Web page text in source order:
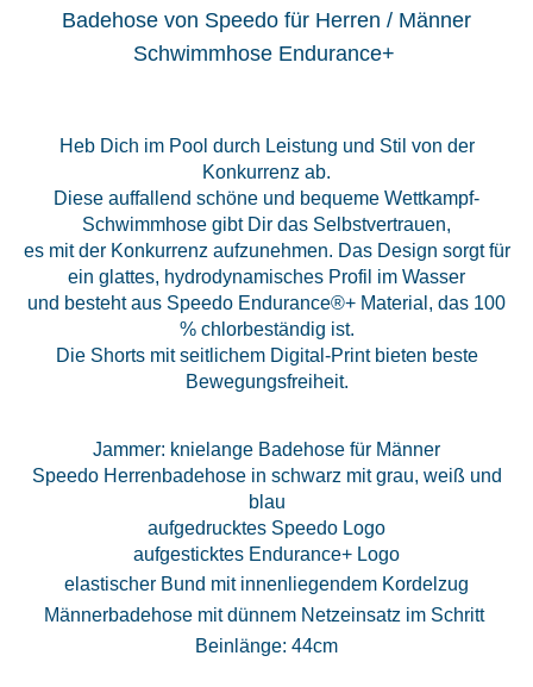
Badehose von Speedo für Herren / Männer
Schwimmhose Endurance+
Heb Dich im Pool durch Leistung und Stil von der
Konkurrenz ab.
Diese auffallend schöne und bequeme Wettkampf-
Schwimmhose gibt Dir das Selbstvertrauen,
es mit der Konkurrenz aufzunehmen. Das Design sorgt für
ein glattes, hydrodynamisches Profil im Wasser
und besteht aus Speedo Endurance®+ Material, das 100
% chlorbeständig ist.
Die Shorts mit seitlichem Digital-Print bieten beste
Bewegungsfreiheit.
Jammer: knielange Badehose für Männer
Speedo Herrenbadehose in schwarz mit grau, weiß und
blau
aufgedrucktes Speedo Logo
aufgesticktes Endurance+ Logo
elastischer Bund mit innenliegendem Kordelzug
Männerbadehose mit dünnem Netzeinsatz im Schritt
Beinlänge: 44cm